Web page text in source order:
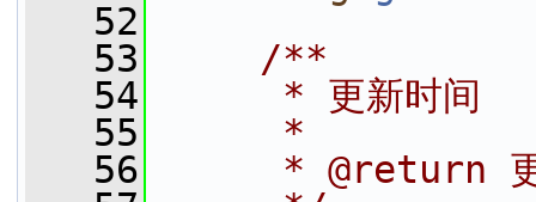
   52
   53
    /**
   54
     * 更新时间
   55
     *
   56
* @return